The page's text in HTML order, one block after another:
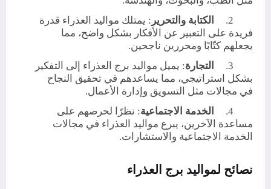
2.
الكتابة والتحرير : يمتلك مواليد العذراء قدرة
فريدة على التعبير عن الأفكار بشكل واضح، مما
يجعلهم كتّابًا ومحررين ناجحين.
3.
التجارة: يميل مواليد برج العذراء إلى التفكير
بشكل استراتيجي، مما يساعدهم في تحقيق النجاح
في مجالات مثل التسويق وإدارة الأعمال.
4.
الخدمة الاجتماعية: نظرًا لحرصهم على
مساعدة الآخرين، يبرع مواليد العذراء في مجالات
الخدمة الاجتماعية والاستشارات.
نصائح لمواليد برج العذراء